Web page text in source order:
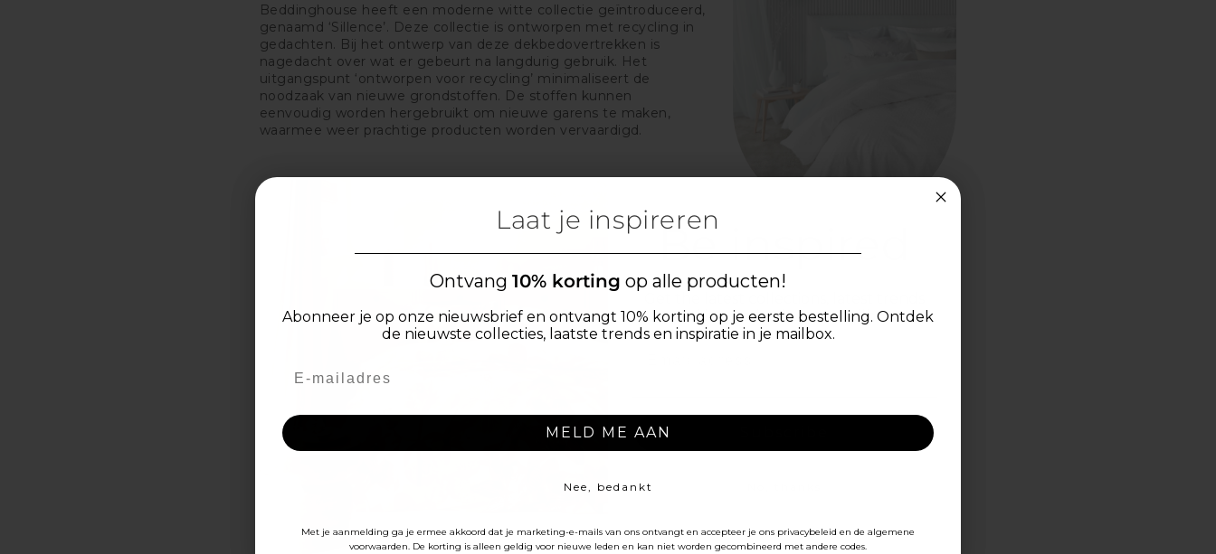
Beddinghouse heeft een moderne witte collectie geïntroduceerd,
genaamd ‘Sillence’. Deze collectie is ontworpen met recycling in
gedachten. Bij het ontwerp van deze dekbedovertrekken is
nagedacht over wat er gebeurt na langdurig gebruik. Het
uitgangspunt ‘ontworpen voor recycling’ minimaliseert de
noodzaak van nieuwe grondstoffen. De stoffen kunnen
eenvoudig worden hergebruikt om nieuwe garens te maken,
waarmee weer prachtige producten worden vervaardigd.
zorgen niet alleen voor een perfect slaapcomfort, maar zijn ook
duurzaam. De Beddinghouse Care-lijn wordt aangevuld met
Be inspired
and inspiration in your mailbox.
By signing up, you agree to our Privacy and Cookie Policy.
Laat je inspireren
Ontvang 10% korting op alle producten!
Abonneer je op onze nieuwsbrief en ontvangt 10% korting op je eerste bestelling. Ontdek
de nieuwste collecties, laatste trends en inspiratie in je mailbox.
MELD ME AAN
Nee, bedankt
Met je aanmelding ga je ermee akkoord dat je marketing-e-mails van ons ontvangt en accepteer je ons privacybeleid en de algemene
voorwaarden. De korting is alleen geldig voor nieuwe leden en kan niet worden gecombineerd met andere codes.